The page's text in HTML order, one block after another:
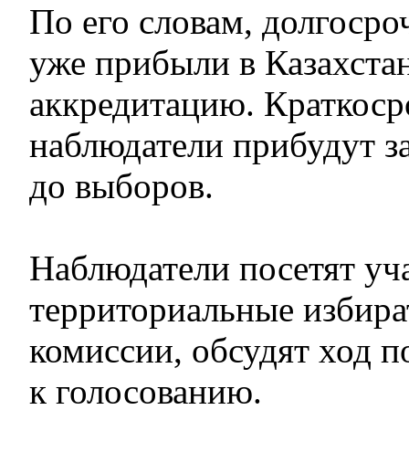
По его словам,
уже прибыли в
аккредитацию.
наблюдатели прибудут
до выборов.
Наблюдатели посетят
территориальные
комиссии, обсудят ход
к голосованию.